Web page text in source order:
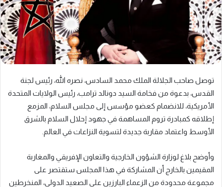
توصل صاحب الجلالة الملك محمد السادس، نصره الله، رئيس لجنة
القدس، بدعوة من فخامة السيد دونالد ترامب، رئيس الولايات المتحدة
الأمريكية، للانضمام كعضو مؤسس إلى مجلس السلام، المزمع
إطلاقه كمبادرة تروم المساهمة في جهود إحلال السلام بالشرق
الأوسط واعتماد مقاربة جديدة لتسوية النزاعات في العالم.
وأوضح بلاغ لوزارة الشؤون الخارجية والتعاون الإفريقي والمغاربة
المقيمين بالخارج أن المشاركة في هذا المجلس ستقتصر على
مجموعة محدودة من الزعماء البارزين على الصعيد الدولي، المنخرطين